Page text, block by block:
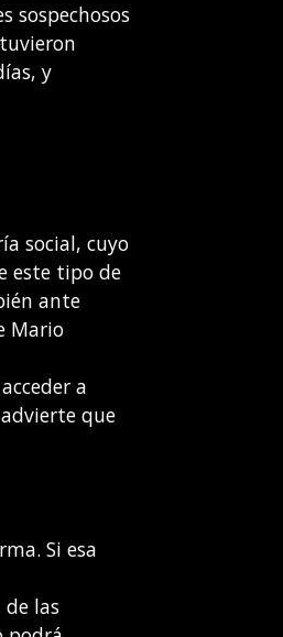
sospechosos
y
social, cuyo
este tipo de
ante
Mario
a
que
Si esa
de las